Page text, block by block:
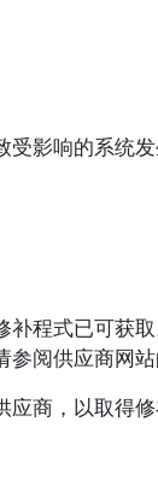
受影响的系统
补程式已可获
阅供应商网
商，以取得修